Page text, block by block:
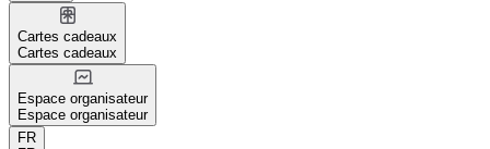
Cartes cadeaux
Cartes cadeaux
Espace organisateur
Espace organisateur
FR